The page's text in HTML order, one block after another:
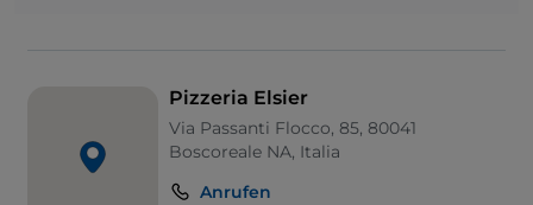
Pizzeria Elsier
Via Passanti Flocco, 85, 80041
Boscoreale NA, Italia
Anrufen